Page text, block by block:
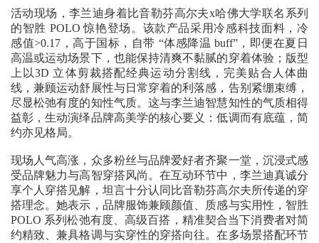
活动现场，李兰迪身着比音勒芬高尔夫x哈佛大学联名系列
的智胜 POLO 惊艳登场。该款产品采用冷感科技面料，冷
感值>0.17，高于国标，自带 “体感降温 buff”，即便在夏日
高温或运动场景下，也能保持清爽不黏腻的穿着体验；版型
上以3D 立体剪裁搭配经典运动分割线，完美贴合人体曲
线，兼顾运动舒展性与日常穿着的利落感，告别紧绷束缚，
尽显松弛有度的知性气质。这与李兰迪智慧知性的气质相得
益彰，生动演绎品牌高美学的核心要义：低调而有底蕴，简
约亦见格局。
现场人气高涨，众多粉丝与品牌爱好者齐聚一堂，沉浸式感
受品牌魅力与高智穿搭风尚。在互动环节中，李兰迪真诚分
享个人穿搭见解，坦言十分认同比音勒芬高尔夫所传递的穿
搭理念。她表示，品牌服饰兼顾颜值、质感与实用性，智胜
POLO 系列松弛有度、高级百搭，精准契合当下消费者对简
约精致、兼具格调与实穿性的穿搭向往。在多场景搭配环节